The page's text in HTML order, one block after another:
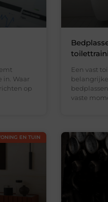
in. Waar
op
Een vast
vaste
EN TUIN